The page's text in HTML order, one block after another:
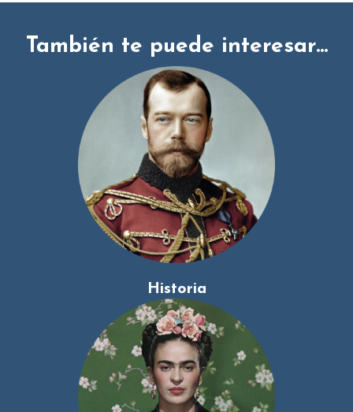
También te puede interesar...
Historia